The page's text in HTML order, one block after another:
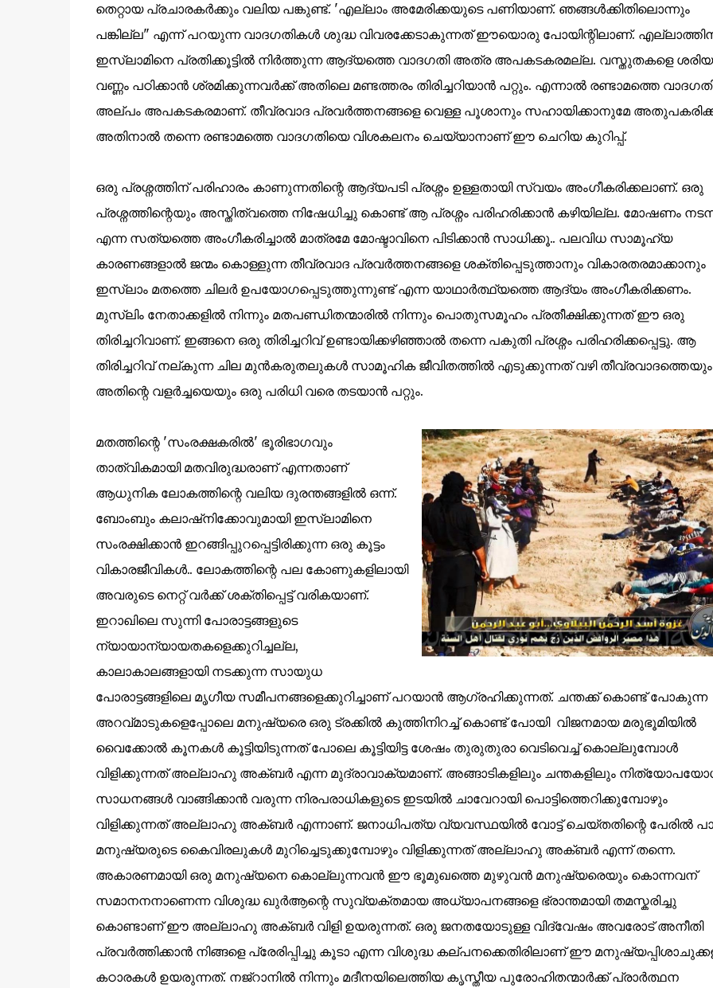
തെറ്റായ പ്രചാരകർക്കും വലിയ പങ്കുണ്ട്. 'എല്ലാം അമേരിക്കയുടെ പണിയാണ്. ഞങ്ങൾക്കിതിലൊന്നും
പങ്കില്ല" എന്ന് പറയുന്ന വാദഗതികൾ ശുദ്ധ വിവരക്കേടാകുന്നത് ഈയൊരു പോയിന്റിലാണ്.
ഇസ്ലാമിനെ പ്രതിക്കൂട്ടിൽ നിർത്തുന്ന ആദ്യത്തെ വാദഗതി അത്ര അപകടകരമല്ല. വസ്തുതകളെ
വണ്ണം പഠിക്കാൻ ശ്രമിക്കുന്നവർക്ക് അതിലെ മണ്ടത്തരം തിരിച്ചറിയാൻ പറ്റും. എന്നാൽ രണ്ടാമത്തെ
അല്പം അപകടകരമാണ്. തീവ്രവാദ പ്രവർത്തനങ്ങളെ വെള്ള പൂശാനും സഹായിക്കാനുമേ
അതിനാൽ തന്നെ രണ്ടാമത്തെ വാദഗതിയെ വിശകലനം ചെയ്യാനാണ് ഈ ചെറിയ കുറിപ്പ്.
ഒരു പ്രശ്നത്തിന് പരിഹാരം കാണുന്നതിന്റെ ആദ്യപടി പ്രശ്നം ഉള്ളതായി സ്വയം അംഗീകരിക്കലാണ്. ഒരു
പ്രശ്നത്തിന്റെയും അസ്തിത്വത്തെ നിഷേധിച്ചു കൊണ്ട് ആ പ്രശ്നം പരിഹരിക്കാൻ കഴിയില്ല. മോഷണം
എന്ന സത്യത്തെ അംഗീകരിച്ചാൽ മാത്രമേ മോഷ്ടാവിനെ പിടിക്കാൻ സാധിക്കൂ.. പലവിധ സാമൂഹ്യ
കാരണങ്ങളാൽ ജന്മം കൊള്ളുന്ന തീവ്രവാദ പ്രവർത്തനങ്ങളെ ശക്തിപ്പെടുത്താനും വികാരതരമാക്കാനും
ഇസ്ലാം മതത്തെ ചിലർ ഉപയോഗപ്പെടുത്തുന്നുണ്ട് എന്ന യാഥാർത്ഥ്യത്തെ ആദ്യം അംഗീകരിക്കണം.
മുസ്ലിം നേതാക്കളിൽ നിന്നും മതപണ്ഡിതന്മാരിൽ നിന്നും പൊതുസമൂഹം പ്രതീക്ഷിക്കുന്നത് ഈ ഒരു
തിരിച്ചറിവാണ്. ഇങ്ങനെ ഒരു തിരിച്ചറിവ് ഉണ്ടായിക്കഴിഞ്ഞാൽ തന്നെ പകുതി പ്രശ്നം പരിഹരിക്കപ്പെട്ടു. ആ
തിരിച്ചറിവ് നല്കുന്ന ചില മുൻകരുതലുകൾ സാമൂഹിക ജീവിതത്തിൽ എടുക്കുന്നത് വഴി
അതിന്റെ വളർച്ചയെയും ഒരു പരിധി വരെ തടയാൻ പറ്റും.
മതത്തിന്റെ 'സംരക്ഷകരിൽ' ഭൂരിഭാഗവും
താത്വികമായി മതവിരുദ്ധരാണ് എന്നതാണ്
ആധുനിക ലോകത്തിന്റെ വലിയ ദുരന്തങ്ങളിൽ ഒന്ന്.
ബോംബും കലാഷ്നിക്കോവുമായി ഇസ്ലാമിനെ
സംരക്ഷിക്കാൻ ഇറങ്ങിപ്പുറപ്പെട്ടിരിക്കുന്ന ഒരു കൂട്ടം
വികാരജീവികൾ.. ലോകത്തിന്റെ പല കോണുകളിലായി
അവരുടെ നെറ്റ് വർക്ക്‌ ശക്തിപ്പെട്ട് വരികയാണ്.
ഇറാഖിലെ സുന്നി പോരാട്ടങ്ങളുടെ
ന്യായാന്യായതകളെക്കുറിച്ചല്ല,
കാലാകാലങ്ങളായി നടക്കുന്ന സായുധ
പോരാട്ടങ്ങളിലെ മൃഗീയ സമീപനങ്ങളെക്കുറിച്ചാണ് പറയാൻ ആഗ്രഹിക്കുന്നത്. ചന്തക്ക് കൊണ്ട് പോകുന്ന
അറവ്മാടുകളെപ്പോലെ മനുഷ്യരെ ഒരു ട്രക്കിൽ കുത്തിനിറച്ച് കൊണ്ട് പോയി വിജനമായ മരുഭൂമിയിൽ
വൈക്കോൽ കൂനകൾ കൂട്ടിയിടുന്നത് പോലെ കൂട്ടിയിട്ട ശേഷം തുരുതുരാ വെടിവെച്ച് കൊല്ലുമ്പോൾ
വിളിക്കുന്നത്‌ അല്ലാഹു അക്ബർ എന്ന മുദ്രാവാക്യമാണ്. അങ്ങാടികളിലും ചന്തകളിലും
സാധനങ്ങൾ വാങ്ങിക്കാൻ വരുന്ന നിരപരാധികളുടെ ഇടയിൽ ചാവേറായി പൊട്ടിത്തെറിക്കുമ്പോഴും
വിളിക്കുന്നത്‌ അല്ലാഹു അക്ബർ എന്നാണ്. ജനാധിപത്യ വ്യവസ്ഥയിൽ വോട്ട് ചെയ്തതിന്റെ പേരിൽ
മനുഷ്യരുടെ കൈവിരലുകൾ മുറിച്ചെടുക്കുമ്പോഴും വിളിക്കുന്നത്‌ അല്ലാഹു അക്ബർ എന്ന് തന്നെ.
അകാരണമായി ഒരു മനുഷ്യനെ കൊല്ലുന്നവൻ ഈ ഭൂമുഖത്തെ മുഴുവൻ മനുഷ്യരെയും കൊന്നവന്
സമാനനനാണെന്ന വിശുദ്ധ ഖുർആന്റെ സുവ്യക്തമായ അധ്യാപനങ്ങളെ ഭ്രാന്തമായി തമസ്കരിച്ചു
കൊണ്ടാണ് ഈ അല്ലാഹു അക്ബർ വിളി ഉയരുന്നത്. ഒരു ജനതയോടുള്ള വിദ്വേഷം അവരോട് അനീതി
പ്രവര്‍ത്തിക്കാന്‍ നിങ്ങളെ പ്രേരിപ്പിച്ചു കൂടാ എന്ന വിശുദ്ധ കല്പനക്കെതിരിലാണ് ഈ
കഠാരകൾ ഉയരുന്നത്. നജ്റാനിൽ നിന്നും മദീനയിലെത്തിയ കൃസ്തീയ പുരോഹിതന്മാർക്ക് പ്രാർത്ഥന